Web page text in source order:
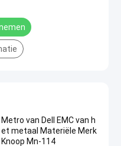
Metro van Dell EMC van h
et metaal Materiële Merk
Knoop Mn-114